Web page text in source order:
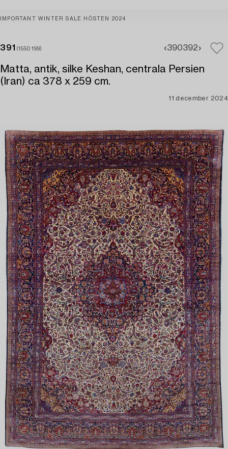
IMPORTANT WINTER SALE HÖSTEN 2024
391 (1550199) 390392
Matta, antik, silke Keshan, centrala Persien
(Iran) ca 378 x 259 cm.
11 december 2024